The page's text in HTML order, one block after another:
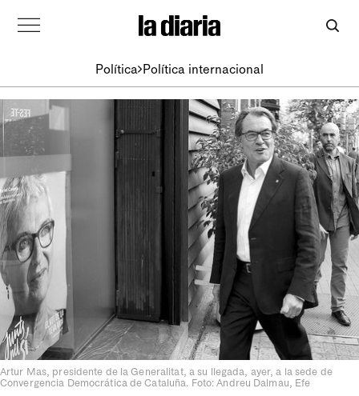
Política Política internacional
Artur Mas, presidente de la Generalitat, a su llegada, ayer, a la sede de
Convergencia Democrática de Cataluña. Foto: Andreu Dalmau, Efe